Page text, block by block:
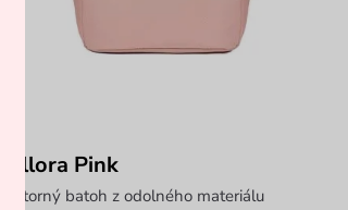
Mellora Pink
prostorný batoh z odolného materiálu